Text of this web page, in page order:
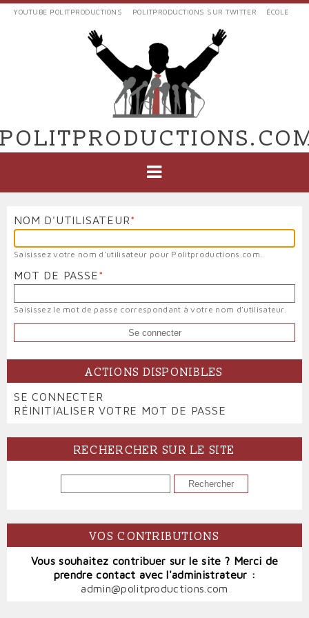
Aller
EXTERNES
POLIT'PRODUCTIONS
YOUTUBE POLITPRODUCTIONS POLITPRODUCTIONS SUR TWITTER ÉCOLE
NOM D'UTILISATEUR
Saisissez votre nom d'utilisateur pour Politproductions.com.
MOT DE PASSE
Saisissez le mot de passe correspondant à votre nom d'utilisateur.
ACTIONS DISPONIBLES
PRIMARY
TABS
SE CONNECTER
ACTIF)
RÉINITIALISER VOTRE MOT DE PASSE
RECHERCHER SUR LE SITE
VOS CONTRIBUTIONS
Vous souhaitez contribuer sur le site ? Merci de
prendre contact avec l'administrateur :
admin@politproductions.com